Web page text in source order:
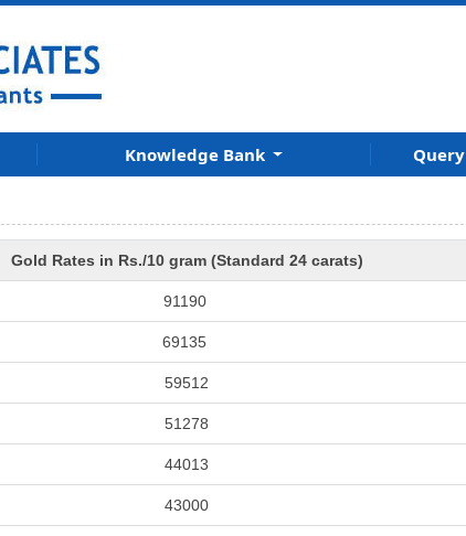
Knowledge Bank Query
Gold Rates in Rs./10 gram (Standard 24 carats)
91190
69135
59512
51278
44013
43000